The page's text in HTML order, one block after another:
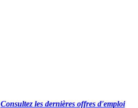
Consultez les dernières offres d'emploi